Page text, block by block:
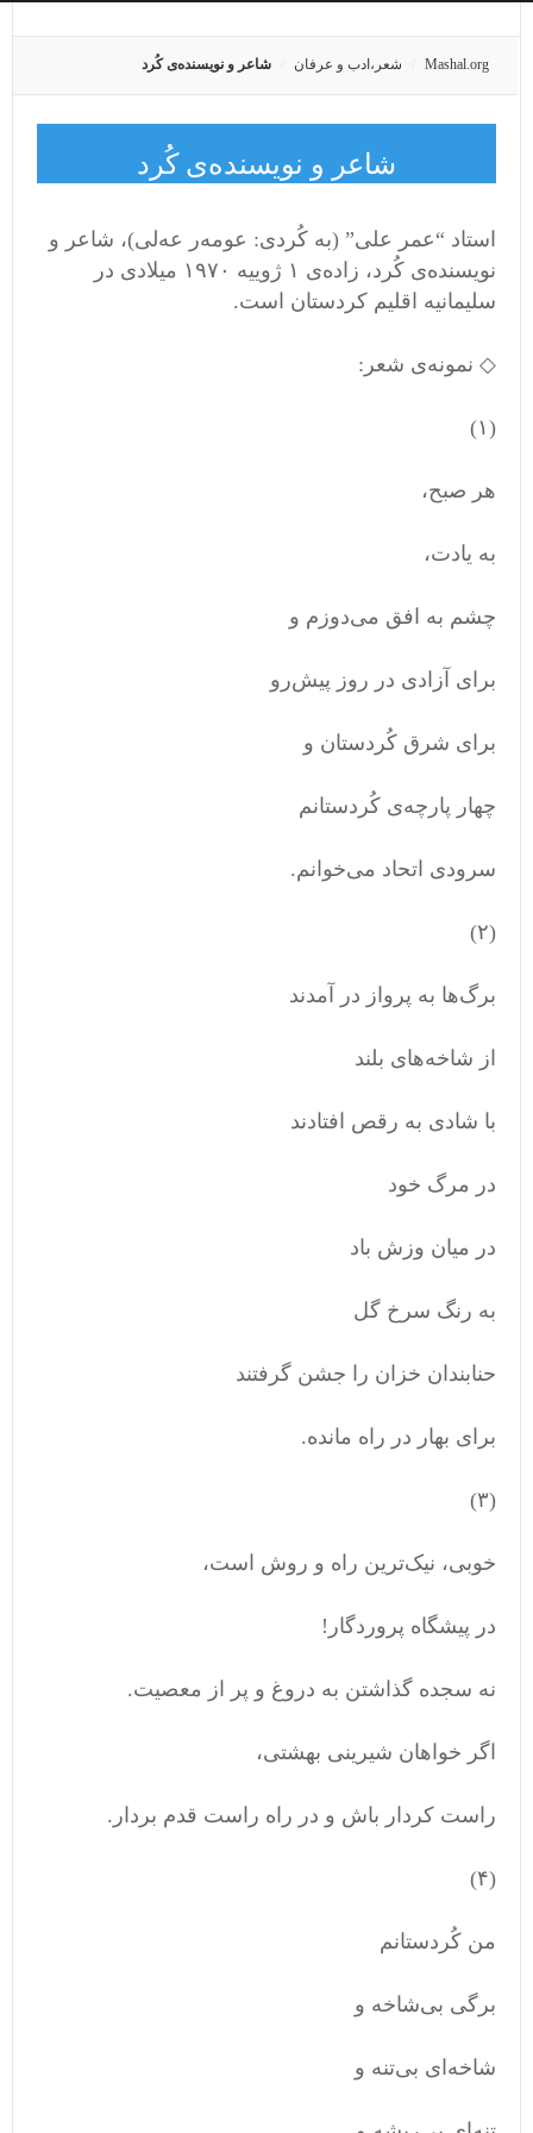
Mashal.org شعر،ادب و عرفان شاعر و نویسنده‌ی کُرد
شاعر و نویسنده‌ی کُرد
استاد “عمر علی” (به کُردی: عومه‌ر عه‌لی)، شاعر و
نویسنده‌ی کُرد، زاده‌ی ۱ ژوییه ۱۹۷۰ میلادی در
سلیمانیه اقلیم کردستان است.
◇ نمونه‌ی شعر:
(۱)
هر صبح،
به یادت،
چشم به افق می‌دوزم و
برای آزادی در روز پیش‌رو
برای شرق کُردستان و
چهار پارچه‌ی کُردستانم
سرودی اتحاد می‌خوانم.
(۲)
برگ‌ها به پرواز در آمدند
از شاخه‌های بلند
با شادی به رقص افتادند
در مرگ خود
در میان وزش باد
به رنگ سرخ گل‌
حنابندان خزان را جشن گرفتند
برای بهار در راه مانده.
(۳)
خوبی، نیک‌ترین راه و روش است،
در پیشگاه پروردگار!
نه سجده گذاشتن به دروغ و پر از معصیت.
اگر خواهان شیرینی بهشتی،
راست کردار باش و در راه راست قدم بردار.
(۴)
من کُردستانم
برگی بی‌شاخه و
شاخە‌ای بی‌تنه و